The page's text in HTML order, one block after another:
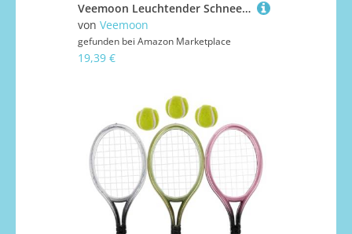
Veemoon Leuchtender Schneeflocken-prinzessinnenstab, Kunststoff, Led, Leuchtender Schneeflockenstab, Musikzepter, Mädchen, Schnee, EIS, Fee, Cosplay-Requisiten, Kostümzubehör für Kinder, Halloween,
von Veemoon
gefunden bei Amazon Marketplace
19,39 €